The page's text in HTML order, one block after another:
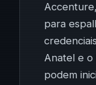
para
Anatel e o
podem